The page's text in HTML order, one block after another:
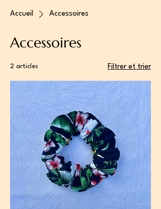
Accueil Accessoires
Accessoires
2 articles Filtrer et trier